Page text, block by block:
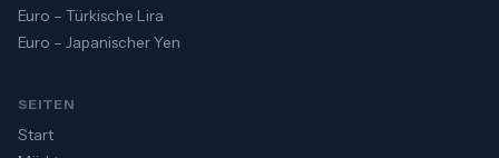
Euro – Türkische Lira
Euro – Japanischer Yen
SEITEN
Start